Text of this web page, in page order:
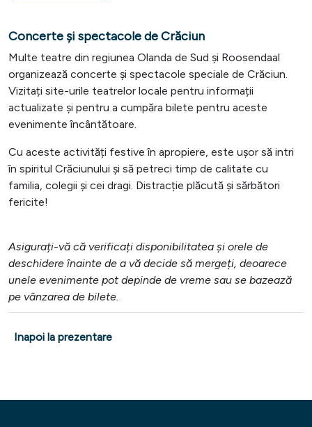
Concerte și spectacole de Crăciun
Multe teatre din regiunea Olanda de Sud și Roosendaal
organizează concerte și spectacole speciale de Crăciun.
Vizitați site-urile teatrelor locale pentru informații
actualizate și pentru a cumpăra bilete pentru aceste
evenimente încântătoare.
Cu aceste activități festive în apropiere, este ușor să intri
în spiritul Crăciunului și să petreci timp de calitate cu
familia, colegii și cei dragi. Distracție plăcută și sărbători
fericite!
Asigurați-vă că verificați disponibilitatea și orele de
deschidere înainte de a vă decide să mergeți, deoarece
unele evenimente pot depinde de vreme sau se bazează
pe vânzarea de bilete.
Inapoi la prezentare